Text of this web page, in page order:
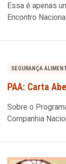
Essa é apenas
Encontro
SEGURANÇA
PAA: Carta
Sobre o
Companhia